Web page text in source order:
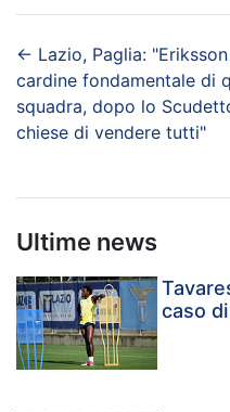
← Lazio, Paglia: "Eriksson
cardine fondamentale di
squadra, dopo lo
chiese di vendere tutti"
Ultime news
caso